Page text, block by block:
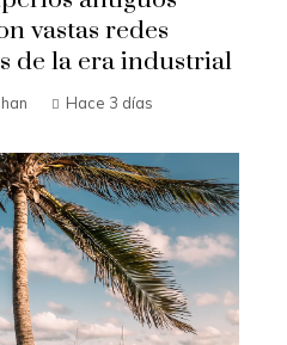
vastas redes
de la era industrial
Hace 3 días